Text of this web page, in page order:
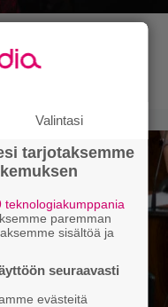
CMX:stä tutun
om
Valintasi
tarjotaksemme
teknologiakumppania
paremman
sisältöä ja
seuraavasti
evästeitä